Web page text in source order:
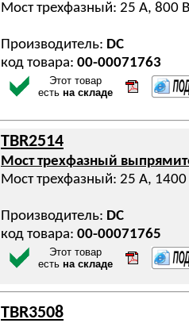
Мост трехфазный: 25 А, 800 В
Производитель: DC
код товара: 00-00071763
Этот товар
есть на складе
TBR2514
Мост трехфазный
Мост трехфазный: 25 А, 1400
Производитель: DC
код товара: 00-00071765
Этот товар
есть на складе
TBR3508